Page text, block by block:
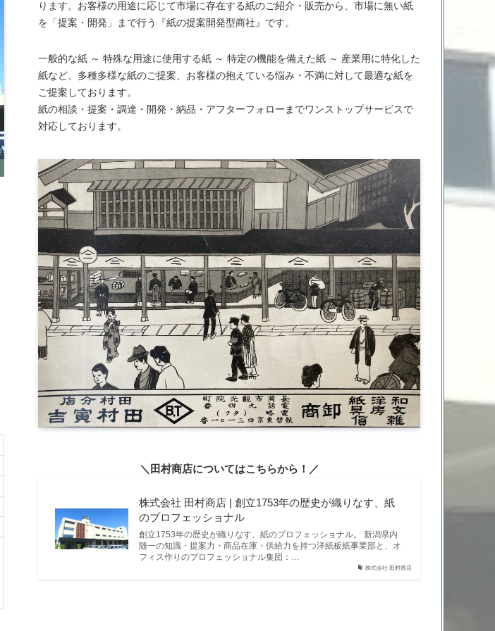
ります。お客様の用途に応じて市場に存在する紙のご紹介・販売から、市場に無い紙
を「提案・開発」まで行う『紙の提案開発型商社』です。
一般的な紙 ～ 特殊な用途に使用する紙 ～ 特定の機能を備えた紙 ～ 産業用に特化した
紙など、多種多様な紙のご提案、お客様の抱えている悩み・不満に対して最適な紙を
ご提案しております。
紙の相談・提案・調達・開発・納品・アフターフォローまでワンストップサービスで
対応しております。
＼田村商店についてはこちらから！／
株式会社 田村商店
株式会社 田村商店 | 創立1753年の歴史が織りなす、紙
のプロフェッショナル
創立1753年の歴史が織りなす、紙のプロフェッショナル。 新潟県内
随一の知識・提案力・商品在庫・供給力を持つ洋紙板紙事業部と、オ
フィス作りのプロフェッショナル集団：…